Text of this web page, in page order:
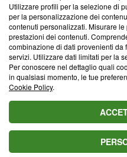
Informativa Privacy
Cookie Policy
Blasting SA, IDI CHE-
Lugano (Svizzera) Tel:+39
© 2026 Blasting News
Utilizzare profili per la selezione di
per la personalizzazione dei
contenuti personalizzati. Misurare
prestazioni dei contenuti.
combinazione di dati provenienti da
servizi. Utilizzare dati limitati per la
Per conoscere nel dettaglio quali
in qualsiasi momento, le tue
Cookie Policy.